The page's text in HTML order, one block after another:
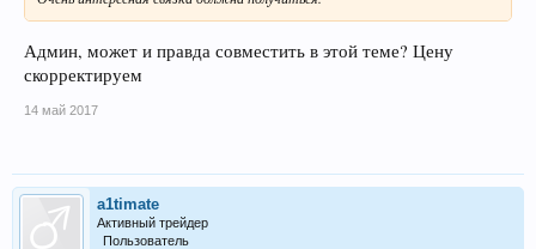
Админ, может и правда совместить в этой теме? Цену
скорректируем
14 май 2017
a1timate
Активный трейдер
Пользователь